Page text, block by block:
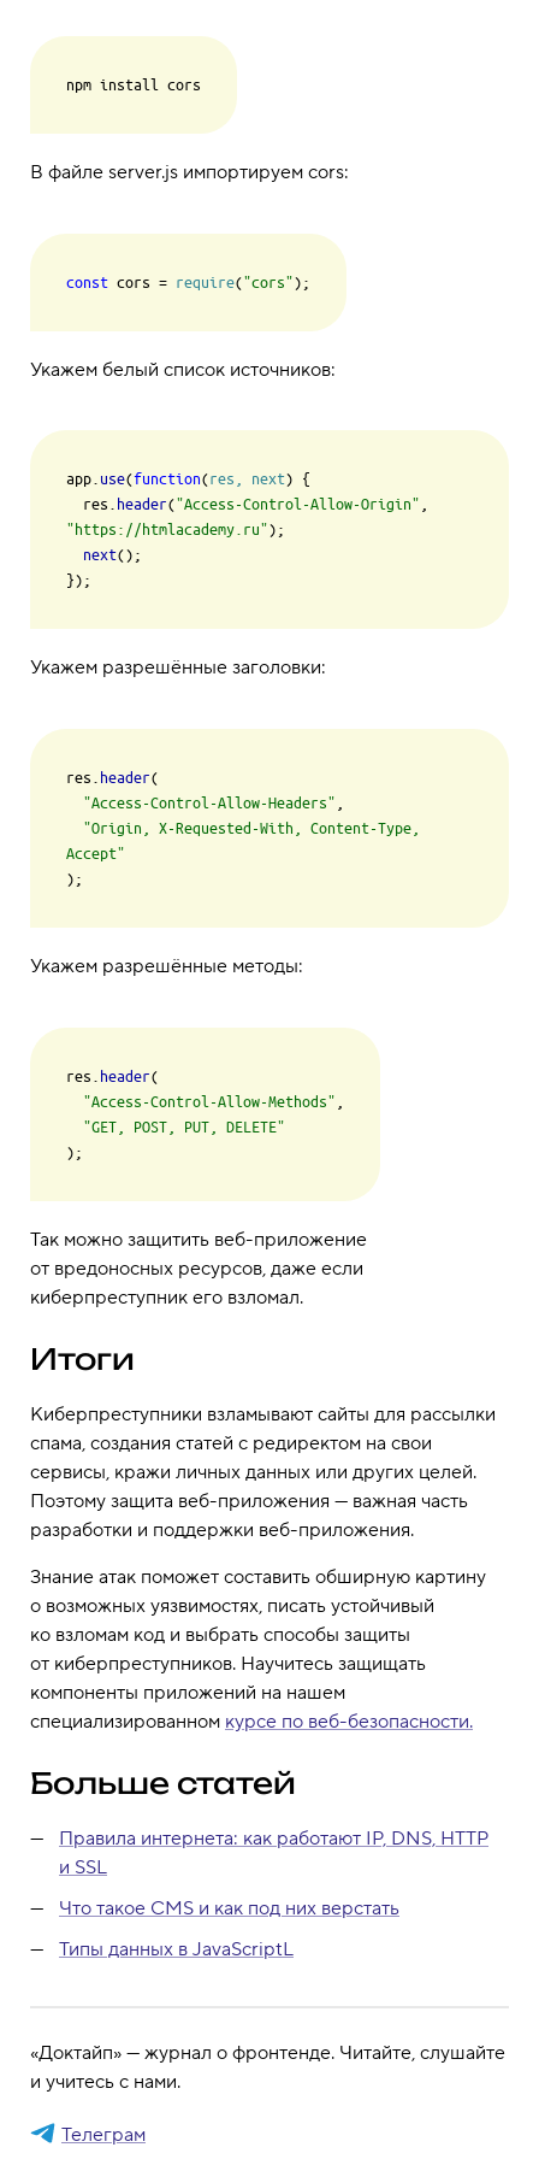
В файле server.js импортируем cors:
const cors = require("cors"
Укажем белый список источников:
app. use(function(res, next) {
  res.
header("Access-Control-Allow-Origin"
"https://htmlacademy.ru");
next();
Укажем разрешённые заголовки:
res. header(
"Access-Control-Allow-Headers"
"Origin, X-Requested-With, Content-Type,
Accept"
Укажем разрешённые методы:
res. header(
"Access-Control-Allow-Methods"
"GET, POST, PUT, DELETE"
Так можно защитить веб-приложение
от вредоносных ресурсов, даже если
киберпреступник его взломал.
Итоги
Киберпреступники взламывают сайты для рассылки
спама, создания статей с редиректом на свои
сервисы, кражи личных данных или других целей.
Поэтому защита веб-приложения — важная часть
разработки и поддержки веб-приложения.
Знание атак поможет составить обширную картину
о возможных уязвимостях, писать устойчивый
ко взломам код и выбрать способы защиты
от киберпреступников. Научитесь защищать
компоненты приложений на нашем
специализированном курсе по веб-безопасности.
Больше статей
Правила интернета: как работают IP, DNS, HTTP
и SSL
Что такое CMS и как под них верстать
Типы данных в JavaScriptL
«Доктайп» — журнал о фронтенде. Читайте, слушайте
и учитесь с нами.
Телеграм